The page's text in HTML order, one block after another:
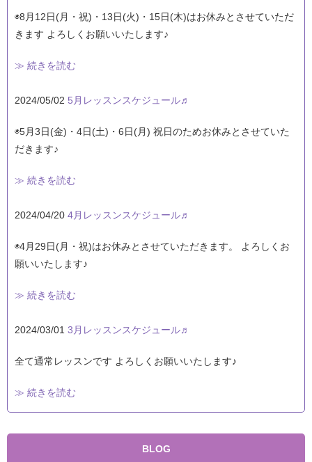
◉8月12日(月・祝)・13日(火)・15日(木)はお休みとさせていただ
きます よろしくお願いいたします♪
≫ 続きを読む
2024/05/02 5月レッスンスケジュール♬
◉5月3日(金)・4日(土)・6日(月) 祝日のためお休みとさせていた
だきます♪
≫ 続きを読む
2024/04/20 4月レッスンスケジュール♬
◉4月29日(月・祝)はお休みとさせていただきます。 よろしくお
願いいたします♪
≫ 続きを読む
2024/03/01 3月レッスンスケジュール♬
全て通常レッスンです よろしくお願いいたします♪
≫ 続きを読む
BLOG